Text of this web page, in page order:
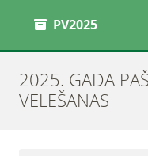
PV2025
2025. GADA
VĒLĒŠANAS